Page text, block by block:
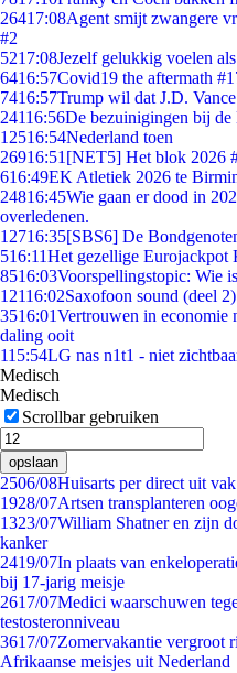
26417:08Agent smijt zwangere
#2
5217:08Jezelf gelukkig voelen
6416:57Covid19 the aftermath
7416:57Trump wil dat J.D.
24116:56De bezuinigingen bij de
12516:54Nederland toen
26916:51 [NET5] Het blok 2026
616:49EK Atletiek 2026 te
24816:45Wie gaan er dood in
overledenen.
12716:35[SBS6] De
516:11Het gezellige
8516:03Voorspellingstopic: Wie
12116:02Saxofoon sound (deel 2)
3516:01Vertrouwen in economie
daling ooit
115:54LG nas n1t1 - niet
Medisch
Medisch
Scrollbar gebruiken
opslaan
2506/08Huisarts per direct uit
1928/07Artsen transplanteren
1323/07William Shatner en zijn
kanker
2419/07In plaats van
bij 17-jarig meisje
2617/07Medici waarschuwen
testosteronniveau
3617/07Zomervakantie vergroot
Afrikaanse meisjes uit Nederland